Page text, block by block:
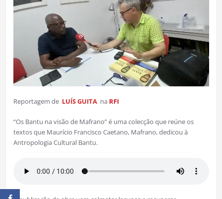
Reportagem de LUÍS GUITA na RFI
“Os Bantu na visão de Mafrano” é uma colecção que reúne os
textos que Maurício Francisco Caetano, Mafrano, dedicou à
Antropologia Cultural Bantu.